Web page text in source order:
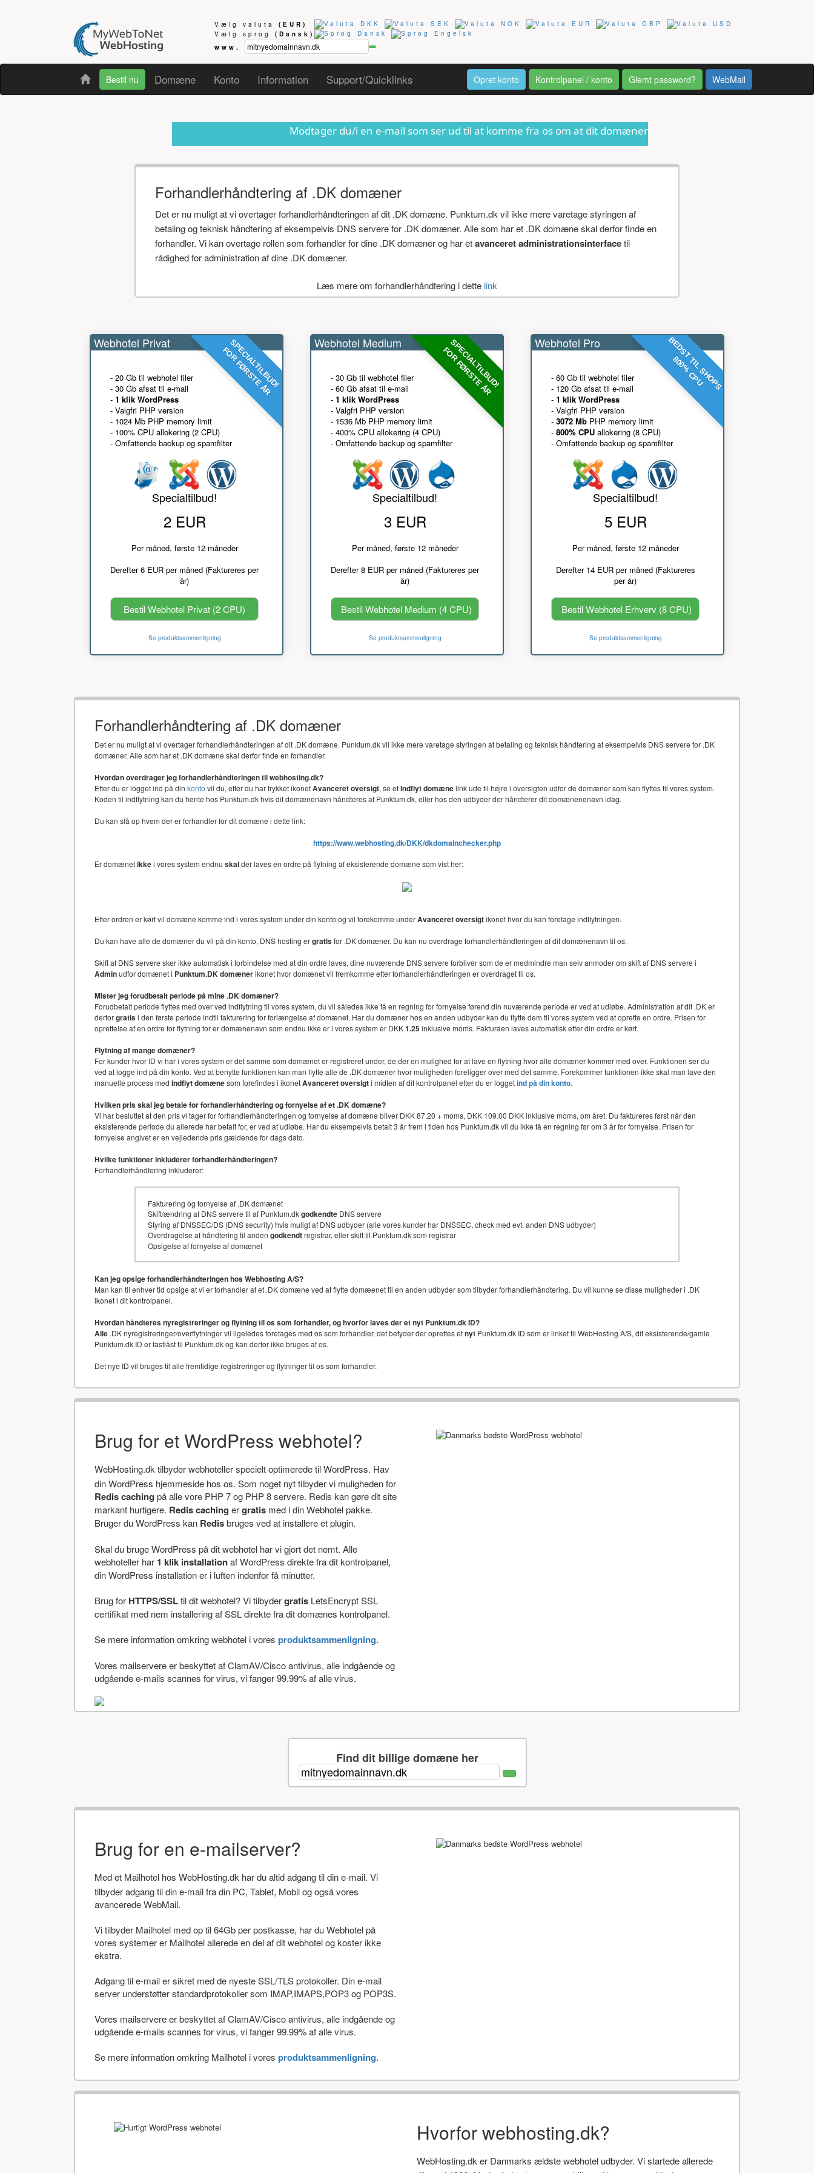
Vælg valuta (EUR)
Vælg sprog (Dansk)
www.
Bestil nu Domæne Konto Information Support/Quicklinks Opret konto Kontrolpanel / konto Glemt password? WebMail
Modtager du/i en e-mail som ser ud til at komme fra os om at dit domænenavn er ved at udløbe eller anden form for
Forhandlerhåndtering af .DK domæner
Det er nu muligt at vi overtager forhandlerhåndteringen af dit .DK domæne. Punktum.dk vil ikke mere varetage styringen af
betaling og teknisk håndtering af eksempelvis DNS servere for .DK domæner. Alle som har et .DK domæne skal derfor finde en
forhandler. Vi kan overtage rollen som forhandler for dine .DK domæner og har etavanceret administrationsinterfacetil
rådighed for administration af dine .DK domæner.
Læs mere om forhandlerhåndtering i dette link
SPECIALTILBUD!
FOR FØRSTE ÅR
Webhotel Privat
- 20 Gb til webhotel filer
- 30 Gb afsat til e-mail
- 1 klik WordPress
- Valgfri PHP version
- 1024 Mb PHP memory limit
- 100% CPU allokering (2 CPU)
- Omfattende backup og spamfilter
Specialtilbud!
2 EUR
Per måned, første 12 måneder
Derefter 6 EUR per måned (Faktureres per
år)
Bestil Webhotel Privat (2 CPU)
Se produktsammenligning
SPECIALTILBUD!
FOR FØRSTE ÅR
Webhotel Medium
- 30 Gb til webhotel filer
- 60 Gb afsat til e-mail
- 1 klik WordPress
- Valgfri PHP version
- 1536 Mb PHP memory limit
- 400% CPU allokering (4 CPU)
- Omfattende backup og spamfilter
Specialtilbud!
3 EUR
Per måned, første 12 måneder
Derefter 8 EUR per måned (Faktureres per
år)
Bestil Webhotel Medium (4 CPU)
Se produktsammenligning
BEDST TIL SHOPS
800% CPU
Webhotel Pro
- 60 Gb til webhotel filer
- 120 Gb afsat til e-mail
- 1 klik WordPress
- Valgfri PHP version
- 3072 Mb PHP memory limit
- 800% CPU allokering (8 CPU)
- Omfattende backup og spamfilter
Specialtilbud!
5 EUR
Per måned, første 12 måneder
Derefter 14 EUR per måned (Faktureres
per år)
Bestil Webhotel Erhverv (8 CPU)
Se produktsammenligning
Forhandlerhåndtering af .DK domæner
Det er nu muligt at vi overtager forhandlerhåndteringen af dit .DK domæne. Punktum.dk vil ikke mere varetage styringen af betaling og teknisk håndtering af eksempelvis DNS servere for .DK
domæner. Alle som har et .DK domæne skal derfor finde en forhandler.
Hvordan overdrager jeg forhandlerhåndteringen til webhosting.dk?
Efter du er logget ind på din konto vil du, efter du har trykket ikonetAvanceret oversigt, se etIndflyt domænelink ude til højre i oversigten udfor de domæner som kan flyttes til vores system.
Koden til indflytning kan du hente hos Punktum.dk hvis dit domænenavn håndteres af Punktum.dk, eller hos den udbyder der håndterer dit domænenenavn idag.
Du kan slå op hvem der er forhandler for dit domæne i dette link:
https://www.webhosting.dk/DKK/dkdomainchecker.php
Er domænetikkei vores system endnu skalder laves en ordre på flytning af eksisterende domæne som vist her:
Efter ordren er kørt vil domæne komme ind i vores system under din konto og vil forekomme underAvanceret oversigtikonet hvor du kan foretage indflytningen.
Du kan have alle de domæner du vil på din konto, DNS hosting ergratisfor .DK domæner. Du kan nu overdrage forhandlerhåndteringen af dit domænenavn til os.
Skift af DNS servere sker ikke automatisk i forbindelse med at din ordre laves, dine nuværende DNS servere forbliver som de er medmindre man selv anmoder om skift af DNS servere i
Adminudfor domænet i Punktum.DK domænerikonet hvor domænet vil fremkomme efter forhandlerhåndteringen er overdraget til os.
Mister jeg forudbetalt periode på mine .DK domæner?
Forudbetalt periode flyttes med over ved indflytning til vores system, du vil således ikke få en regning for fornyelse førend din nuværende periode er ved at udløbe. Administration af dit .DK er
derforgratisi den første periode indtil fakturering for forlængelse af domænet. Har du domæner hos en anden udbyder kan du flytte dem til vores system ved at oprette en ordre. Prisen for
oprettelse af en ordre for flytning for er domænenavn som endnu ikke er i vores system er DKK1.25inklusive moms. Fakturaen laves automatisk efter din ordre er kørt.
Flytning af mange domæner?
For kunder hvor ID vi har i vores system er det samme som domænet er registreret under, de der en mulighed for at lave en flytning hvor alle domæner kommer med over. Funktionen ser du
ved at logge ind på din konto. Ved at benytte funktionen kan man flytte alle de .DK domæner hvor muligheden foreligger over med det samme. Forekommer funktionen ikke skal man lave den
manuelle process med Indflyt domænesom forefindes i ikonetAvanceret oversigti midten af dit kontrolpanel efter du er loggetind på din konto.
Hvilken pris skal jeg betale for forhandlerhåndtering og fornyelse af et .DK domæne?
Vi har besluttet at den pris vi tager for forhandlerhåndteringen og fornyelse af domæne bliver DKK 87.20 + moms, DKK 109.00 DKK inklusive moms, om året. Du faktureres først når den
eksisterende periode du allerede har betalt for, er ved at udløbe. Har du eksempelvis betalt 3 år frem i tiden hos Punktum.dk vil du ikke få en regning før om 3 år for fornyelse. Prisen for
fornyelse angivet er en vejledende pris gældende for dags dato.
Hvilke funktioner inkluderer forhandlerhåndteringen?
Forhandlerhåndtering inkluderer:
Fakturering og fornyelse af .DK domænet
Skift/ændring af DNS servere til af Punktum.dkgodkendte DNS servere
Styring af DNSSEC/DS (DNS security) hvis muligt af DNS udbyder (alle vores kunder har DNSSEC, check med evt. anden DNS udbyder)
Overdragelse af håndtering til anden godkendtregistrar, eller skift til Punktum.dk som registrar
Opsigelse af fornyelse af domænet
Kan jeg opsige forhandlerhåndteringen hos Webhosting A/S?
Man kan til enhver tid opsige at vi er forhandler af et .DK domæne ved at flytte domæenet til en anden udbyder som tilbyder forhandlerhåndtering. Du vil kunne se disse muligheder i .DK
ikonet i dit kontrolpanel.
Hvordan håndteres nyregistreringer og flytning til os som forhandler, og hvorfor laves der et nyt Punktum.dk ID?
Alle .DK nyregistreringer/overflytninger vil ligeledes foretages med os som forhandler, det betyder der oprettes etnyt Punktum.dk ID som er linket til WebHosting A/S, dit eksisterende/gamle
Punktum.dk ID er fastlåst til Punktum.dk og kan derfor ikke bruges af os.
Det nye ID vil bruges til alle fremtidige registreringer og flytninger til os som forhandler.
Brug for et WordPress webhotel?
WebHosting.dk tilbyder webhoteller specielt optimerede til WordPress. Hav
din WordPress hjemmeside hos os. Som noget nyt tilbyder vi muligheden for
Redis caching på alle vore PHP 7 og PHP 8 servere. Redis kan gøre dit site
markant hurtigere. Redis caching ergratis med i din Webhotel pakke.
Bruger du WordPress kan Redisbruges ved at installere et plugin.
Skal du bruge WordPress på dit webhotel har vi gjort det nemt. Alle
webhoteller har 1 klik installationaf WordPress direkte fra dit kontrolpanel,
din WordPress installation er i luften indenfor få minutter.
Brug for HTTPS/SSLtil dit webhotel? Vi tilbydergratis LetsEncrypt SSL
certifikat med nem installering af SSL direkte fra dit domænes kontrolpanel.
Se mere information omkring webhotel i vores produktsammenligning.
Vores mailservere er beskyttet af ClamAV/Cisco antivirus, alle indgående og
udgående e-mails scannes for virus, vi fanger 99.99% af alle virus.
Find dit billige domæne her
Brug for en e-mailserver?
Med et Mailhotel hos WebHosting.dk har du altid adgang til din e-mail. Vi
tilbyder adgang til din e-mail fra din PC, Tablet, Mobil og også vores
avancerede WebMail.
Vi tilbyder Mailhotel med op til 64Gb per postkasse, har du Webhotel på
vores systemer er Mailhotel allerede en del af dit webhotel og koster ikke
ekstra.
Adgang til e-mail er sikret med de nyeste SSL/TLS protokoller. Din e-mail
server understøtter standardprotokoller som IMAP,IMAPS,POP3 og POP3S.
Vores mailservere er beskyttet af ClamAV/Cisco antivirus, alle indgående og
udgående e-mails scannes for virus, vi fanger 99.99% af alle virus.
Se mere information omkring Mailhotel i vores produktsammenligning.
Hvorfor webhosting.dk?
WebHosting.dk er Danmarks ældste webhotel udbyder. Vi startede allerede